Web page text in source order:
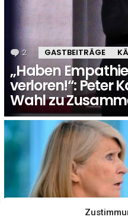
2 Kommentare
GASTBEITRÄGE
„Haben
verloren!“: Peter
Wahl zu